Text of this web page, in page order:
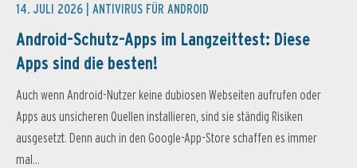
14. JULI 2026 | ANTIVIRUS FÜR ANDROID
Android-Schutz-Apps im Langzeittest: Diese
Apps sind die besten!
Auch wenn Android-Nutzer keine dubiosen Webseiten aufrufen oder
Apps aus unsicheren Quellen installieren, sind sie ständig Risiken
ausgesetzt. Denn auch in den Google-App-Store schaffen es immer
mal...